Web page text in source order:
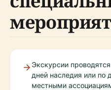
Экскурсии
дней наследия или по
местными